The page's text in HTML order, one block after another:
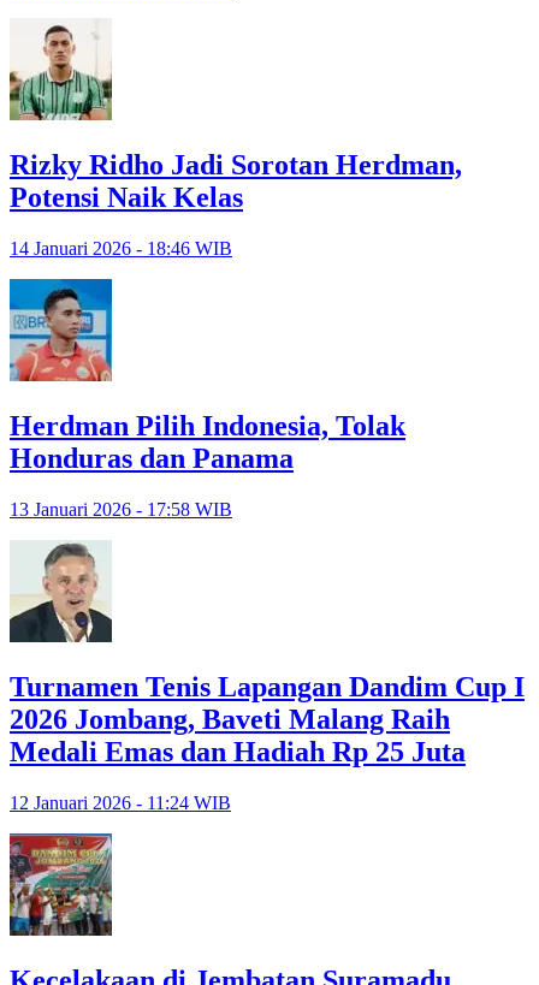
Rizky Ridho Jadi Sorotan Herdman,
Potensi Naik Kelas
14 Januari 2026 - 18:46 WIB
Herdman Pilih Indonesia, Tolak
Honduras dan Panama
13 Januari 2026 - 17:58 WIB
Turnamen Tenis Lapangan Dandim Cup I
2026 Jombang, Baveti Malang Raih
Medali Emas dan Hadiah Rp 25 Juta
12 Januari 2026 - 11:24 WIB